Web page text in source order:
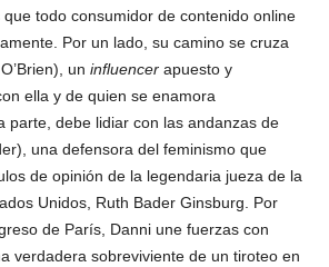
todo consumidor de contenido online
Por un lado, su camino se cruza
un influencer apuesto y
ella y de quien se enamora
parte, debe lidiar con las andanzas de
una defensora del feminismo que
de opinión de la legendaria jueza de la
Unidos, Ruth Bader Ginsburg. Por
de París, Danni une fuerzas con
verdadera sobreviviente de un tiroteo en